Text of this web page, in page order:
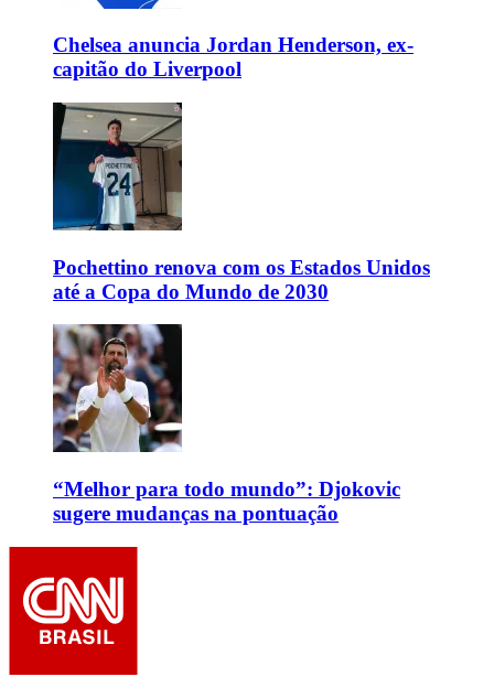
Chelsea anuncia Jordan Henderson, ex-
capitão do Liverpool
Pochettino renova com os Estados Unidos
até a Copa do Mundo de 2030
“Melhor para todo mundo”: Djokovic
sugere mudanças na pontuação